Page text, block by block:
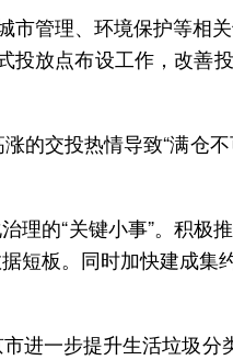
管理、环境保护等相
放点布设工作，改善
交投热情导致“满仓
的“关键小事”。积极
板。同时加快建成
进一步提升生活垃圾